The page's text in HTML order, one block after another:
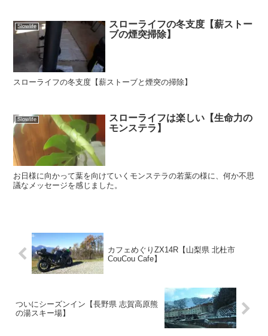
Slowlife
スローライフの冬支度【薪ストー
ブの煙突掃除】
スローライフの冬支度【薪ストーブと煙突の掃除】
Slowlife
スローライフは楽しい【生命力の
モンステラ】
お日様に向かって葉を向けていくモンステラの若葉の様に、何か不思
議なメッセージを感じました。
カフェめぐりZX14R【山梨県 北杜市
CouCou Cafe】
ついにシーズンイン【長野県 志賀高原熊
の湯スキー場】